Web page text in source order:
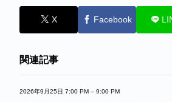
X Facebook
関連記事
2026年9月25日 7:00 PM – 9:00 PM